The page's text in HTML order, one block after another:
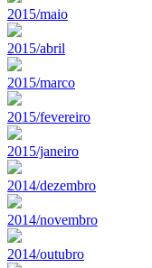
2015/maio
2015/abril
2015/marco
2015/fevereiro
2015/janeiro
2014/dezembro
2014/novembro
2014/outubro